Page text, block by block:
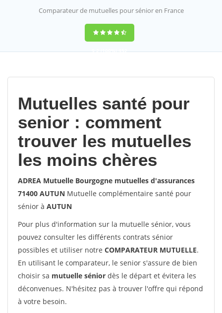
Comparateur de mutuelles pour sénior en France
9,2(100%)452
Mutuelles santé pour
senior : comment
trouver les mutuelles
les moins chères
ADREA Mutuelle Bourgogne mutuelles d'assurances
71400 AUTUN Mutuelle complémentaire santé pour
sénior à AUTUN
Pour plus d'information sur la mutuelle sénior, vous
pouvez consulter les différents contrats sénior
possibles et utiliser notre COMPARATEUR MUTUELLE.
En utilisant le comparateur, le senior s'assure de bien
choisir sa mutuelle sénior dès le départ et évitera les
déconvenues. N'hésitez pas à trouver l'offre qui répond
à votre besoin.